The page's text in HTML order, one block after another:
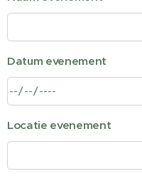
Datum evenement
Locatie evenement